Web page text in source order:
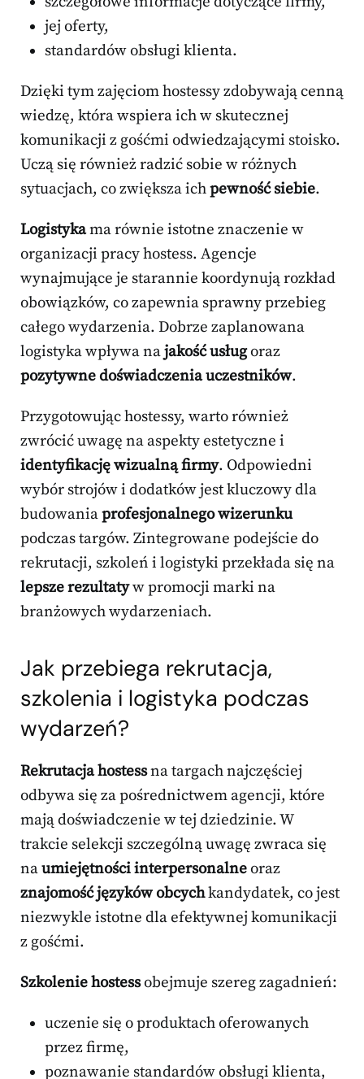
jej oferty,
standardów obsługi klienta.
Dzięki tym zajęciom hostessy zdobywają cenną
wiedzę, która wspiera ich w skutecznej
komunikacji z gośćmi odwiedzającymi stoisko.
Uczą się również radzić sobie w różnych
sytuacjach, co zwiększa ichpewność siebie.
Logistykama równie istotne znaczenie w
organizacji pracy hostess. Agencje
wynajmujące je starannie koordynują rozkład
obowiązków, co zapewnia sprawny przebieg
całego wydarzenia. Dobrze zaplanowana
logistyka wpływa najakość usługoraz
pozytywne doświadczenia uczestników.
Przygotowując hostessy, warto również
zwrócić uwagę na aspekty estetyczne i
identyfikację wizualną firmy. Odpowiedni
wybór strojów i dodatków jest kluczowy dla
budowaniaprofesjonalnego wizerunku
podczas targów. Zintegrowane podejście do
rekrutacji, szkoleń i logistyki przekłada się na
lepsze rezultatyw promocji marki na
branżowych wydarzeniach.
Jak przebiega rekrutacja,
szkolenia i logistyka podczas
wydarzeń?
Rekrutacja hostessna targach najczęściej
odbywa się za pośrednictwem agencji, które
mają doświadczenie w tej dziedzinie. W
trakcie selekcji szczególną uwagę zwraca się
naumiejętności interpersonalneoraz
znajomość języków obcychkandydatek, co jest
niezwykle istotne dla efektywnej komunikacji
z gośćmi.
Szkolenie hostessobejmuje szereg zagadnień:
uczenie się o produktach oferowanych
przez firmę,
poznawanie standardów obsługi klienta,